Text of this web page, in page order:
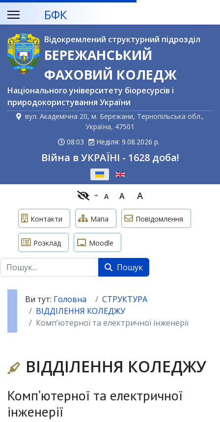
БФК
Відокремлений структурний підрозділ
БЕРЕЖАНСЬКИЙ
ФАХОВИЙ КОЛЕДЖ
Національного університету біоресурсів і
природокористування України
вул. Академічна 20, м. Бережани, Тернопільська обл.,
Україна, 47501
08:03
Неділя: 9.08.2026 р.
Війна в УКРАЇНІ - 1628 доба!
A A A
Контакти Мапа Повідомлення
Розклад Moodle
Пошук Пошук
Ви тут: Головна
СТРУКТУРА
ВІДДІЛЕННЯ КОЛЕДЖУ
Компʼютерної та електричної інженерії
ВІДДІЛЕННЯ КОЛЕДЖУ
Компʼютерної та електричної
інженерії